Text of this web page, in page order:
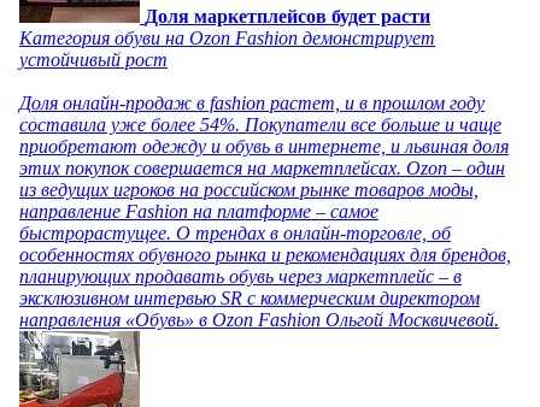
Доля маркетплейсов будет расти
Категория обуви на Ozon Fashion демонстрирует
устойчивый рост
Доля онлайн-продаж в fashion растет, и в прошлом году
составила уже более 54%. Покупатели все больше и чаще
приобретают одежду и обувь в интернете, и львиная доля
этих покупок совершается на маркетплейсах. Ozon – один
из ведущих игроков на российском рынке товаров моды,
направление Fashion на платформе – самое
быстрорастущее. О трендах в онлайн-торговле, об
особенностях обувного рынка и рекомендациях для брендов,
планирующих продавать обувь через маркетплейс – в
эксклюзивном интервью SR с коммерческим директором
направления «Обувь» в Ozon Fashion Ольгой Москвичевой.